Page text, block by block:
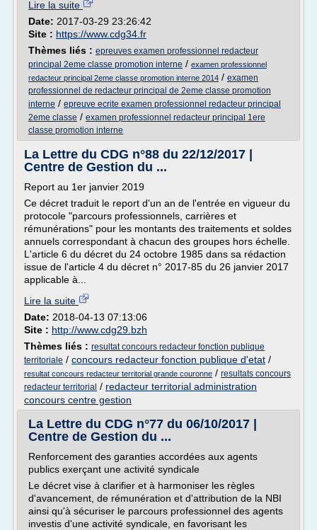
Lire la suite
Date: 2017-03-29 23:26:42
Site : https://www.cdg34.fr
Thèmes liés : epreuves examen professionnel redacteur
principal 2eme classe promotion interne / examen professionnel
redacteur principal 2eme classe promotion interne 2014 / examen
professionnel de redacteur principal de 2eme classe promotion
interne / epreuve ecrite examen professionnel redacteur principal
2eme classe / examen professionnel redacteur principal 1ere
classe promotion interne
La Lettre du CDG n°88 du 22/12/2017 |
Centre de Gestion du ...
Report au 1er janvier 2019
Ce décret traduit le report d'un an de l'entrée en vigueur du
protocole "parcours professionnels, carrières et
rémunérations" pour les montants des traitements et soldes
annuels correspondant à chacun des groupes hors échelle.
L'article 6 du décret du 24 octobre 1985 dans sa rédaction
issue de l'article 4 du décret n° 2017-85 du 26 janvier 2017
applicable à...
Lire la suite
Date: 2018-04-13 07:13:06
Site : http://www.cdg29.bzh
Thèmes liés : resultat concours redacteur fonction publique
territoriale / concours redacteur fonction publique d'etat /
resultat concours redacteur territorial grande couronne / resultats concours
redacteur territorial / redacteur territorial administration
concours centre gestion
La Lettre du CDG n°77 du 06/10/2017 |
Centre de Gestion du ...
Renforcement des garanties accordées aux agents
publics exerçant une activité syndicale
Le décret vise à clarifier et à harmoniser les règles
d'avancement, de rémunération et d'attribution de la NBI
ainsi qu'à sécuriser le parcours professionnel des agents
investis d'une activité syndicale, en favorisant les